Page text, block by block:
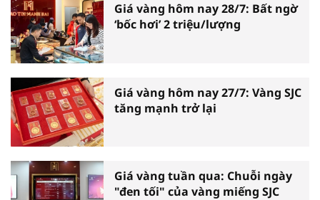
Giá vàng hôm nay 28/7: Bất ngờ
‘bốc hơi’ 2 triệu/lượng
Giá vàng hôm nay 27/7: Vàng SJC
tăng mạnh trở lại
Giá vàng tuần qua: Chuỗi ngày
"đen tối" của vàng miếng SJC